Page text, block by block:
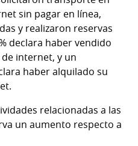
sin pagar en línea,
y realizaron reservas
declara haber vendido
internet, y un
haber alquilado su
relacionadas a las
un aumento respecto a